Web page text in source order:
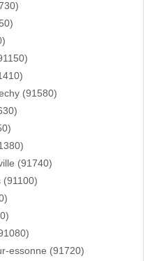
(91580)
(91740)
(91100)
essonne (91720)